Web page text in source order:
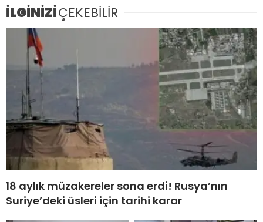
İLGİNİZİÇEKEBİLİR
18 aylık müzakereler sona erdi! Rusya’nın
Suriye’deki üsleri için tarihi karar